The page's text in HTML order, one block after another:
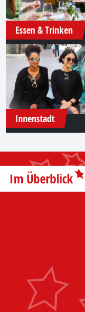
Essen & Trinken
Innenstadt
Im Überblick